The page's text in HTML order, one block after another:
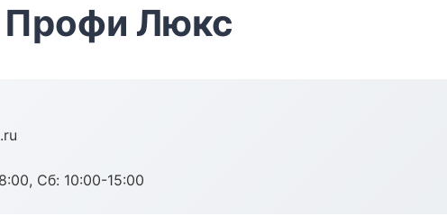
Профи Люкс
Сб: 10:00-15:00